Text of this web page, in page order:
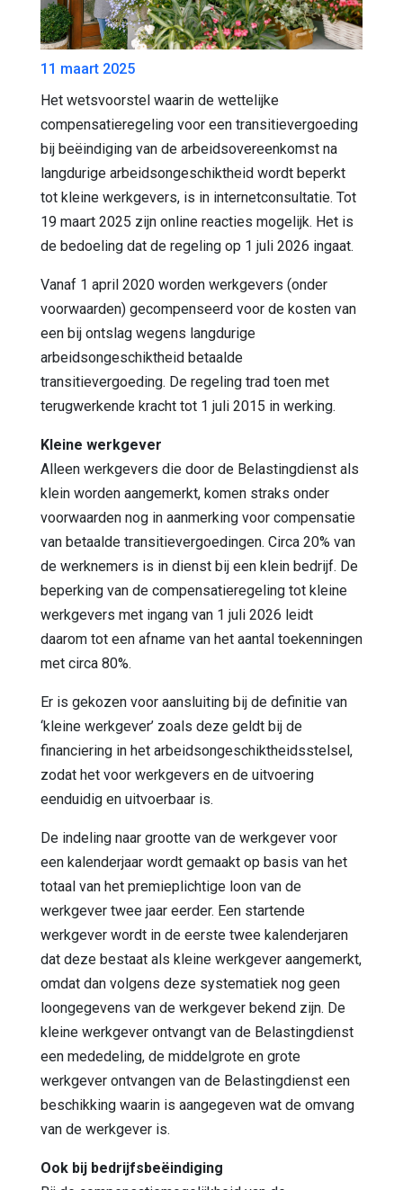
11 maart 2025
Het wetsvoorstel waarin de wettelijke
compensatieregeling voor een transitievergoeding
bij beëindiging van de arbeidsovereenkomst na
langdurige arbeidsongeschiktheid wordt beperkt
tot kleine werkgevers, is in internetconsultatie. Tot
19 maart 2025 zijn online reacties mogelijk. Het is
de bedoeling dat de regeling op 1 juli 2026 ingaat.
Vanaf 1 april 2020 worden werkgevers (onder
voorwaarden) gecompenseerd voor de kosten van
een bij ontslag wegens langdurige
arbeidsongeschiktheid betaalde
transitievergoeding. De regeling trad toen met
terugwerkende kracht tot 1 juli 2015 in werking.
Kleine werkgever
Alleen werkgevers die door de Belastingdienst als
klein worden aangemerkt, komen straks onder
voorwaarden nog in aanmerking voor compensatie
van betaalde transitievergoedingen. Circa 20% van
de werknemers is in dienst bij een klein bedrijf. De
beperking van de compensatieregeling tot kleine
werkgevers met ingang van 1 juli 2026 leidt
daarom tot een afname van het aantal toekenningen
met circa 80%.
Er is gekozen voor aansluiting bij de definitie van
‘kleine werkgever’ zoals deze geldt bij de
financiering in het arbeidsongeschiktheidsstelsel,
zodat het voor werkgevers en de uitvoering
eenduidig en uitvoerbaar is.
De indeling naar grootte van de werkgever voor
een kalenderjaar wordt gemaakt op basis van het
totaal van het premieplichtige loon van de
werkgever twee jaar eerder. Een startende
werkgever wordt in de eerste twee kalenderjaren
dat deze bestaat als kleine werkgever aangemerkt,
omdat dan volgens deze systematiek nog geen
loongegevens van de werkgever bekend zijn. De
kleine werkgever ontvangt van de Belastingdienst
een mededeling, de middelgrote en grote
werkgever ontvangen van de Belastingdienst een
beschikking waarin is aangegeven wat de omvang
van de werkgever is.
Ook bij bedrijfsbeëindiging